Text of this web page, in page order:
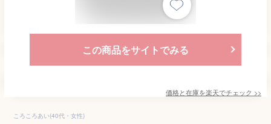
この商品をサイトでみる
価格と在庫を楽天でチェック >>
ころころあい(40代・女性)